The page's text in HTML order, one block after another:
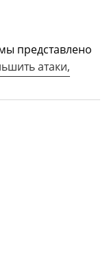
представлено
атаки,